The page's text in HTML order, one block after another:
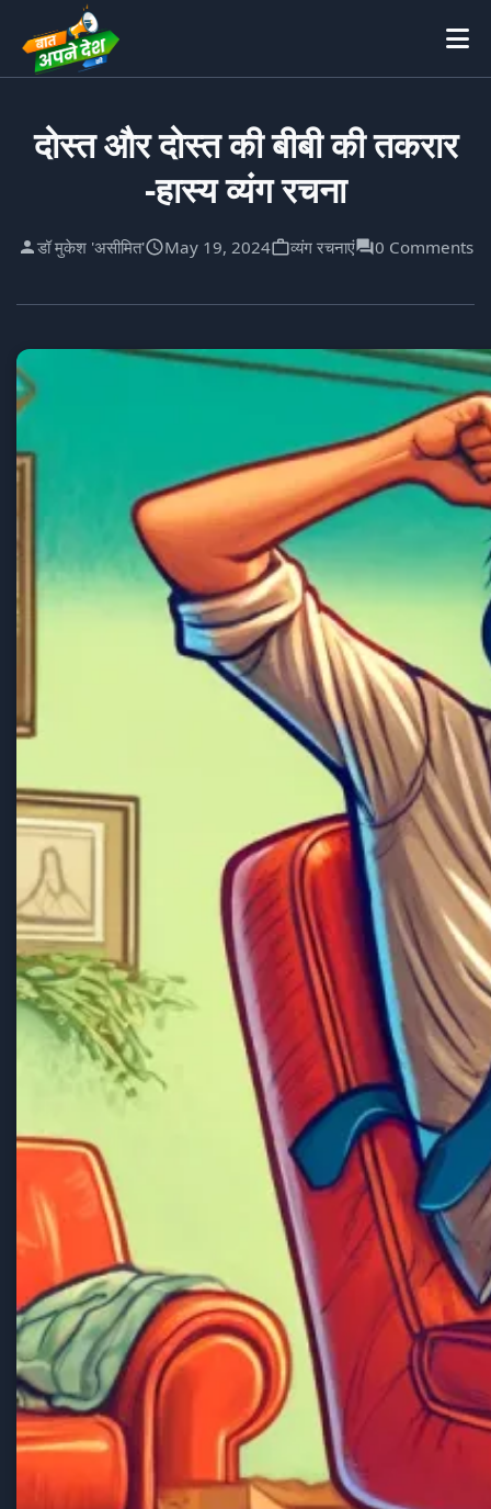
दोस्त और दोस्त की बीबी की तकरार
-हास्य व्यंग रचना
डॉ मुकेश 'असीमित' May 19, 2024 व्यंग रचनाएं 0 Comments